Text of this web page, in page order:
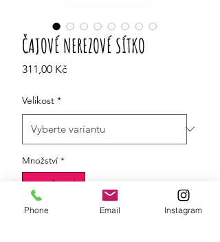
ČAJOVÉ NEREZOVÉ SÍTKO
311,00 KčCena
Velikost *
Množství *
Phone Email Instagram